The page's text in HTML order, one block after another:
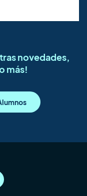
novedades,
más!